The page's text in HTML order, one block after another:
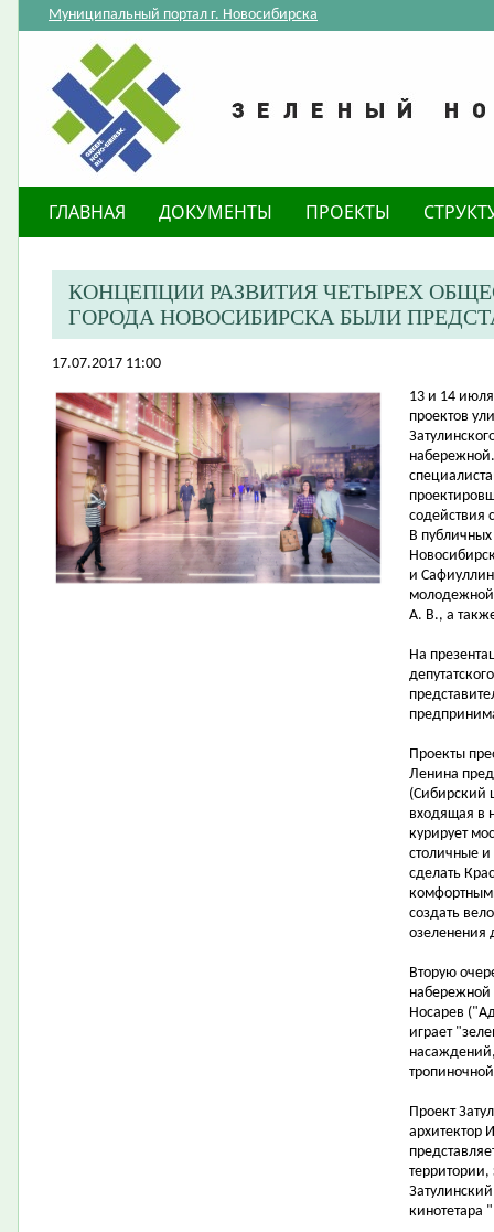
Муниципальный портал г. Новосибирска
ГЛАВНАЯ ДОКУМЕНТЫ ПРОЕКТЫ
КОНЦЕПЦИИ РАЗВИТИЯ ЧЕТЫРЕХ
ГОРОДА НОВОСИБИРСКА БЫЛИ
17.07.2017 11:00
​13 и 14
проектов
содействия
В
и
молодежной
А. В., а
На
Проекты
Ленина
(Сибирский
входящая в
курирует
столичные
сделать
создать
озеленения
Вторую
набережной
Носарев
играет
Проект
архитектор
кинотетара